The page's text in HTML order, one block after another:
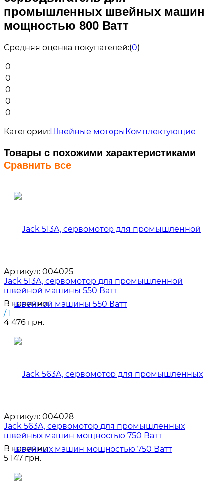
промышленных швейных машин
мощностью 800 Ватт
Средняя оценка покупателей:(0)
0
0
0
0
0
Категории:Швейные моторыКомплектующие
Товары с похожими характеристиками
Сравнить все
Артикул: 004025
Jack 513A, сервомотор для промышленной
швейной машины 550 Ватт
В наличии
/ 1
4 476 грн.
Артикул: 004028
Jack 563A, сервомотор для промышленных
швейных машин мощностью 750 Ватт
В наличии
5 147 грн.